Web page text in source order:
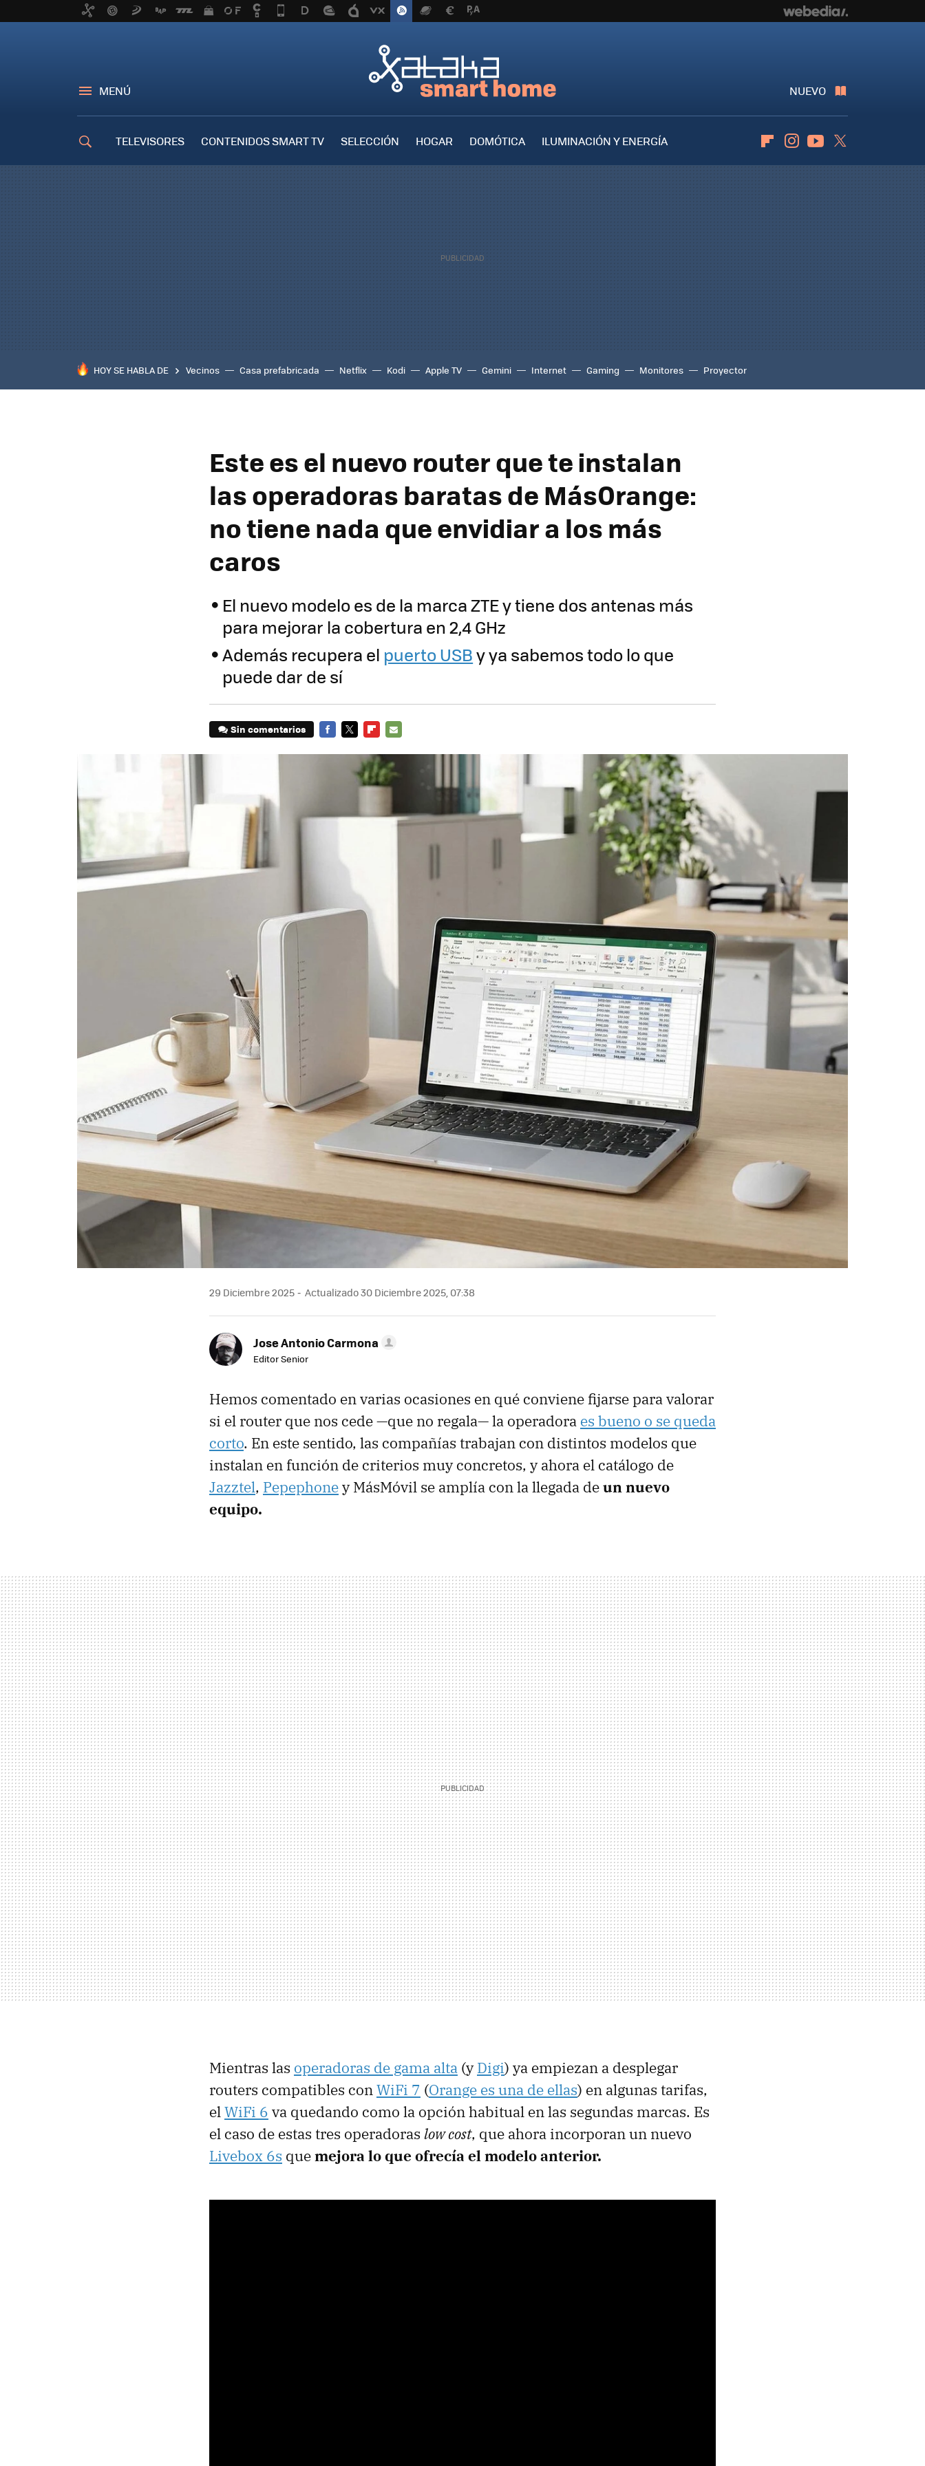
MENÚ NUEVO
TELEVISORES CONTENIDOS SMART TV SELECCIÓN HOGAR DOMÓTICA
ILUMINACIÓN Y ENERGÍA
FlipboardInstagramYoutube
HOY SE HABLA DE Vecinos Casa prefabricada Netflix Kodi Apple TV Gemini Internet Gaming Monitores Proyector
Este es el nuevo router que te instalan
las operadoras baratas de MásOrange:
no tiene nada que envidiar a los más
caros
El nuevo modelo es de la marca ZTE y tiene dos antenas más
para mejorar la cobertura en 2,4 GHz
Además recupera el puerto USBy ya sabemos todo lo que
puede dar de sí
Sin comentarios
MAIL
29 Diciembre 2025 Actualizado 30 Diciembre 2025, 07:38
Jose Antonio Carmona
Editor Senior
Hemos comentado en varias ocasiones en qué conviene fijarse para valorar
si el router que nos cede —que no regala— la operadora es bueno o se queda
corto. En este sentido, las compañías trabajan con distintos modelos que
instalan en función de criterios muy concretos, y ahora el catálogo de
Jazztel, Pepephoney MásMóvil se amplía con la llegada deun nuevo
equipo.
Mientras las operadoras de gama alta (yDigi) ya empiezan a desplegar
routers compatibles conWiFi 7 (Orange es una de ellas) en algunas tarifas,
elWiFi 6 va quedando como la opción habitual en las segundas marcas. Es
el caso de estas tres operadoras low cost, que ahora incorporan un nuevo
Livebox 6s quemejora lo que ofrecía el modelo anterior.